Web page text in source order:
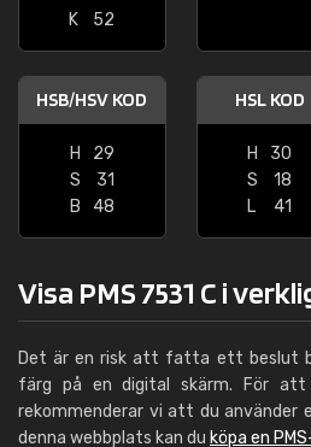
K
52
HSB/HSV KOD
H
29
S
31
B
48
HSL KOD
H
30
S
18
L
41
Visa PMS 7531 C i
Det är en risk att fatta ett beslut
färg på en digital skärm. För
rekommenderar vi att du använder
denna webbplats kan du köpa en